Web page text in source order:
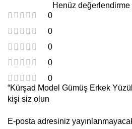
0
0
0
0
0
Henüz değerlendirme
“Kürşad Model Gümüş Erkek
kişi siz olun
E-posta adresiniz